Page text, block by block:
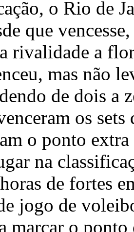
o Rio de
que
rivalidade a
mas não
de dois a
os sets
o ponto
na
de fortes
jogo de
marcar o